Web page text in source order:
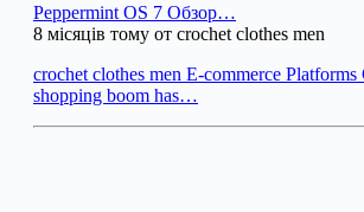
Peppermint OS 7 Обзор…
8 місяців тому от crochet clothes men
crochet clothes men E-commerce
shopping boom has…